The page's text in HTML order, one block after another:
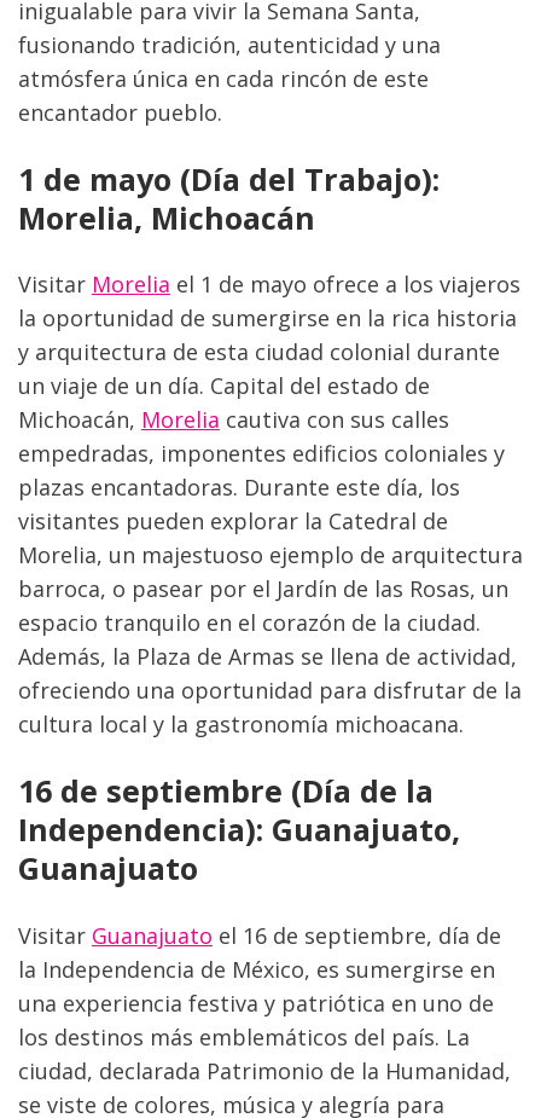
inigualable para vivir la Semana Santa,
fusionando tradición, autenticidad y una
atmósfera única en cada rincón de este
encantador pueblo.
1 de mayo (Día del Trabajo):
Morelia, Michoacán
Visitar Morelia el 1 de mayo ofrece a los viajeros
la oportunidad de sumergirse en la rica historia
y arquitectura de esta ciudad colonial durante
un viaje de un día. Capital del estado de
Michoacán, Morelia cautiva con sus calles
empedradas, imponentes edificios coloniales y
plazas encantadoras. Durante este día, los
visitantes pueden explorar la Catedral de
Morelia, un majestuoso ejemplo de arquitectura
barroca, o pasear por el Jardín de las Rosas, un
espacio tranquilo en el corazón de la ciudad.
Además, la Plaza de Armas se llena de actividad,
ofreciendo una oportunidad para disfrutar de la
cultura local y la gastronomía michoacana.
16 de septiembre (Día de la
Independencia): Guanajuato,
Guanajuato
Visitar Guanajuato el 16 de septiembre, día de
la Independencia de México, es sumergirse en
una experiencia festiva y patriótica en uno de
los destinos más emblemáticos del país. La
ciudad, declarada Patrimonio de la Humanidad,
se viste de colores, música y alegría para